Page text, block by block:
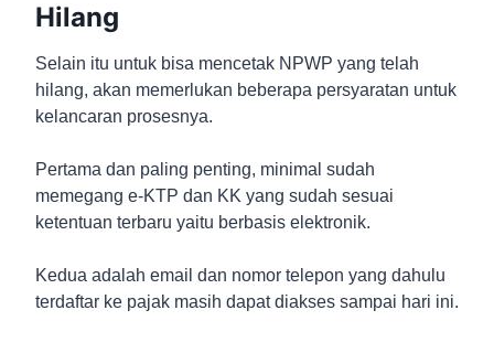
Hilang
Selain itu untuk bisa mencetak NPWP yang telah
hilang, akan memerlukan beberapa persyaratan untuk
kelancaran prosesnya.
Pertama dan paling penting, minimal sudah
memegang e-KTP dan KK yang sudah sesuai
ketentuan terbaru yaitu berbasis elektronik.
Kedua adalah email dan nomor telepon yang dahulu
terdaftar ke pajak masih dapat diakses sampai hari ini.